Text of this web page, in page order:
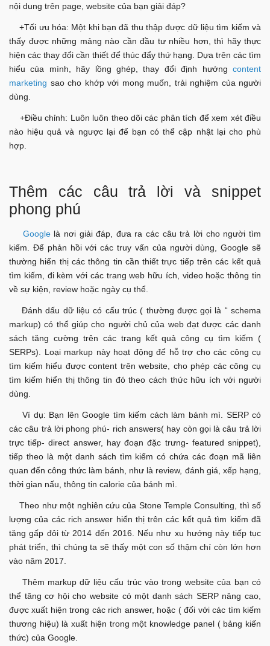
nội dung trên page, website của bạn giải đáp?
+Tối ưu hóa: Một khi bạn đã thu thập được dữ liệu tìm kiếm và
thấy được những mảng nào cần đầu tư nhiều hơn, thì hãy thực
hiện các thay đổi cần thiết để thúc đẩy thứ hạng. Dựa trên các tìm
hiểu của mình, hãy lồng ghép, thay đổi định hướng content
marketing sao cho khớp với mong muốn, trải nghiệm của người
dùng.
+Điều chỉnh: Luôn luôn theo dõi các phân tích để xem xét điều
nào hiệu quả và ngược lại để bạn có thể cập nhật lại cho phù
hợp.
Thêm các câu trả lời và snippet
phong phú
Google là nơi giải đáp, đưa ra các câu trả lời cho người tìm
kiếm. Để phản hồi với các truy vấn của người dùng, Google sẽ
thường hiển thị các thông tin cần thiết trực tiếp trên các kết quả
tìm kiếm, đi kèm với các trang web hữu ích, video hoặc thông tin
về sự kiện, review hoặc ngày cụ thể.
Đánh dấu dữ liệu có cấu trúc ( thường được gọi là “ schema
markup) có thể giúp cho người chủ của web đạt được các danh
sách tăng cường trên các trang kết quả công cụ tìm kiếm (
SERPs). Loại markup này hoạt động để hỗ trợ cho các công cụ
tìm kiếm hiểu được content trên website, cho phép các công cụ
tìm kiếm hiển thị thông tin đó theo cách thức hữu ích với người
dùng.
Ví dụ: Bạn lên Google tìm kiếm cách làm bánh mì. SERP có
các câu trả lời phong phú- rich answers( hay còn gọi là câu trả lời
trực tiếp- direct answer, hay đoạn đặc trưng- featured snippet),
tiếp theo là một danh sách tìm kiếm có chứa các đoạn mã liên
quan đến công thức làm bánh, như là review, đánh giá, xếp hạng,
thời gian nấu, thông tin calorie của bánh mì.
Theo như một nghiên cứu của Stone Temple Consulting, thì số
lượng của các rich answer hiển thị trên các kết quả tìm kiếm đã
tăng gấp đôi từ 2014 đến 2016. Nếu như xu hướng này tiếp tục
phát triển, thì chúng ta sẽ thấy một con số thậm chí còn lớn hơn
vào năm 2017.
Thêm markup dữ liệu cấu trúc vào trong website của bạn có
thể tăng cơ hội cho website có một danh sách SERP nâng cao,
được xuất hiện trong các rich answer, hoặc ( đối với các tìm kiếm
thương hiệu) là xuất hiện trong một knowledge panel ( bảng kiến
thức) của Google.